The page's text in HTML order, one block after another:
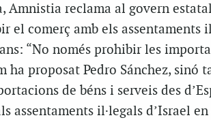
Amnistia reclama al govern estatal
el comerç amb els assentaments
“No només prohibir les
ha proposat Pedro Sánchez, sinó
de béns i serveis des
assentaments il·legals d’Israel